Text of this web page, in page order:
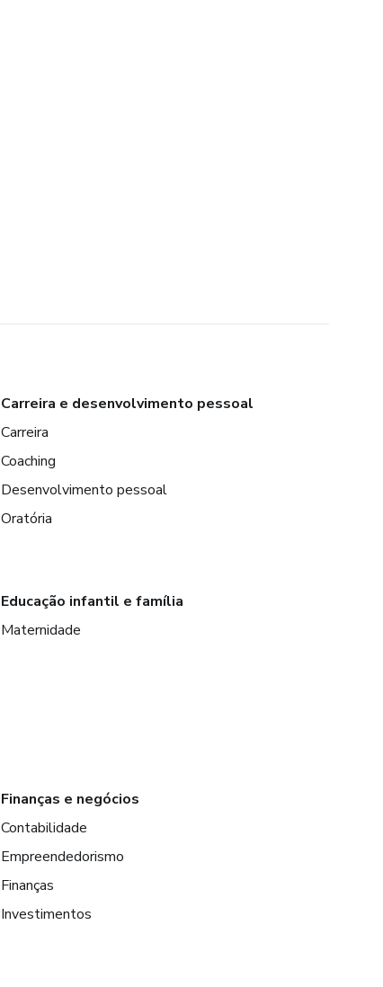
Carreira e desenvolvimento pessoal
Carreira
Coaching
Desenvolvimento pessoal
Oratória
Educação infantil e família
Maternidade
Finanças e negócios
Contabilidade
Empreendedorismo
Finanças
Investimentos